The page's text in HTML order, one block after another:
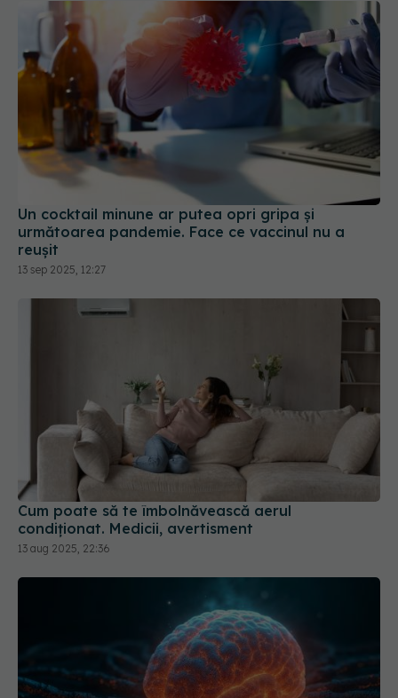
Un cocktail minune ar putea opri gripa și
următoarea pandemie. Face ce vaccinul nu a
reușit
13 sep 2025, 12:27
Cum poate să te îmbolnăvească aerul
condiționat. Medicii, avertisment
13 aug 2025, 22:36